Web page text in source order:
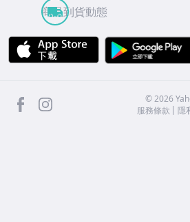
商品到貨動態
APP Store
facebook ©2026
服務條款
隱